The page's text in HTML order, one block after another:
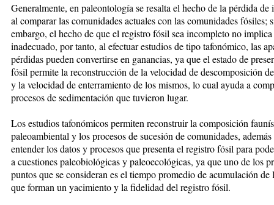
Generalmente, en paleontología se resalta el hecho de la pérdida de
al comparar las comunidades actuales con las comunidades fósiles;
embargo, el hecho de que el registro fósil sea incompleto no implica
inadecuado, por tanto, al efectuar estudios de tipo tafonómico, las
pérdidas pueden convertirse en ganancias, ya que el estado de
fósil permite la reconstrucción de la velocidad de descomposición
y la velocidad de enterramiento de los mismos, lo cual ayuda a
procesos de sedimentación que tuvieron lugar.
Los estudios tafonómicos permiten reconstruir la composición
paleoambiental y los procesos de sucesión de comunidades,
entender los datos y procesos que presenta el registro fósil para
a cuestiones paleobiológicas y paleoecológicas, ya que uno de los
puntos que se consideran es el tiempo promedio de acumulación de
que forman un yacimiento y la fidelidad del registro fósil.